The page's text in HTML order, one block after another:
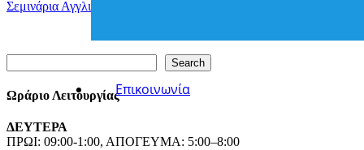
Επικοινωνία
Σεμινάρια Αγγλικών για Ενήλικες
Search
Ωράριο Λειτουργίας
ΔΕΥΤΕΡΑ
ΠΡΩΙ: 09:00-1:00, ΑΠΟΓΕΥΜΑ: 5:00–8:00